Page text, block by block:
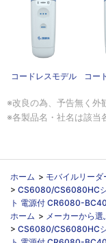
コードレスモデル コー
※改良の為、予告無く外
※各製品名・社名は該当
ホーム > モバイルリーダ
> CS6080/CS6080HCシ
ト 電源付 CR6080-
ホーム > メーカーから選
> CS6080/CS6080HCシ